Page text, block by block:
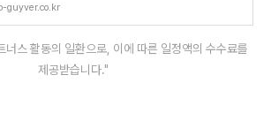
guyver.co.kr
너스 활동의 일환으로, 이에 따른 일정액의 수수료를
제공받습니다."